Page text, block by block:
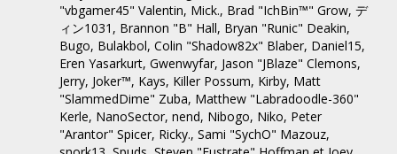
"vbgamer45" Valentin, Mick., Brad "IchBin™" Grow, デ
ィン1031, Brannon "B" Hall, Bryan "Runic" Deakin,
Bugo, Bulakbol, Colin "Shadow82x" Blaber, Daniel15,
Eren Yasarkurt, Gwenwyfar, Jason "JBlaze" Clemons,
Jerry, Joker™, Kays, Killer Possum, Kirby, Matt
"SlammedDime" Zuba, Matthew "Labradoodle-360"
Kerle, NanoSector, nend, Nibogo, Niko, Peter
"Arantor" Spicer, Ricky., Sami "SychO" Mazouz,